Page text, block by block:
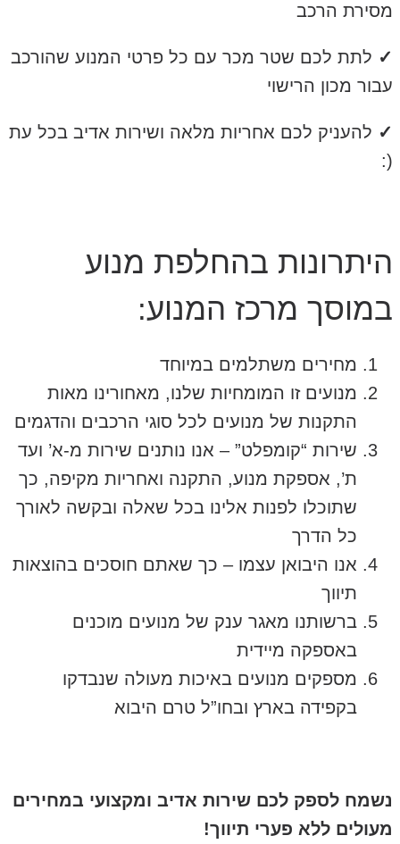
מסירת הרכב
✓ לתת לכם שטר מכר עם כל פרטי המנוע שהורכב
עבור מכון הרישוי
✓ להעניק לכם אחריות מלאה ושירות אדיב בכל עת
(:
היתרונות בהחלפת מנוע
במוסך מרכז המנוע:
מחירים משתלמים במיוחד
מנועים זו המומחיות שלנו, מאחורינו מאות
התקנות של מנועים לכל סוגי הרכבים והדגמים
שירות “קומפלט” – אנו נותנים שירות מ-א’ ועד
ת’, אספקת מנוע, התקנה ואחריות מקיפה, כך
שתוכלו לפנות אלינו בכל שאלה ובקשה לאורך
כל הדרך
אנו היבואן עצמו – כך שאתם חוסכים בהוצאות
תיווך
ברשותנו מאגר ענק של מנועים מוכנים
באספקה מיידית
מספקים מנועים באיכות מעולה שנבדקו
בקפידה בארץ ובחו”ל טרם היבוא
נשמח לספק לכם שירות אדיב ומקצועי במחירים
מעולים ללא פערי תיווך!